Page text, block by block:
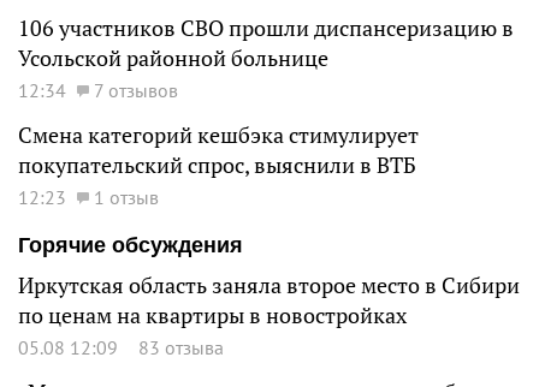
106 участников СВО прошли диспансеризацию в
Усольской районной больнице
12:34 7 отзывов
Смена категорий кешбэка стимулирует
покупательский спрос, выяснили в ВТБ
12:23
1 отзыв
Горячие обсуждения
Иркутская область заняла второе место в Сибири
по ценам на квартиры в новостройках
05.08 12:09 83 отзыва